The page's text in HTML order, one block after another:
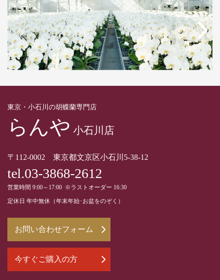
東京・小石川の胡蝶蘭専門店
らんや 小石川店
〒112-0002 東京都文京区小石川5-38-12
tel.03-3868-2612
営業時間 9:00～17:00 ※ラストオーダー 16:30
定休日 年中無休（年末年始･お盆をのぞく）
お問い合わせフォーム
今すぐご購入の方